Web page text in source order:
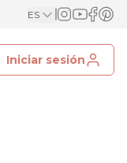
ES
Iniciar sesión